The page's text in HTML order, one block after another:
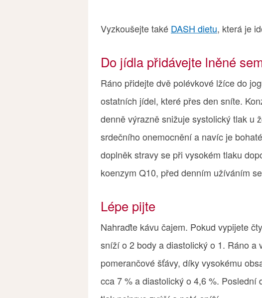
Vyzkoušejte také DASH dietu, která je
Do jídla přidávejte lněné
Ráno přidejte dvě polévkové lžíce do
ostatních jídel, které přes den sníte.
denně výrazně snižuje systolický tlak u
srdečního onemocnění a navíc je
doplněk stravy se při vysokém tlaku
koenzym Q10, před denním užíváním
Lépe pijte
Nahraďte kávu čajem. Pokud vypijete
sníží o 2 body a diastolický o 1. Ráno a
pomerančové šťávy, díky vysokému
cca 7 % a diastolický o 4,6 %.